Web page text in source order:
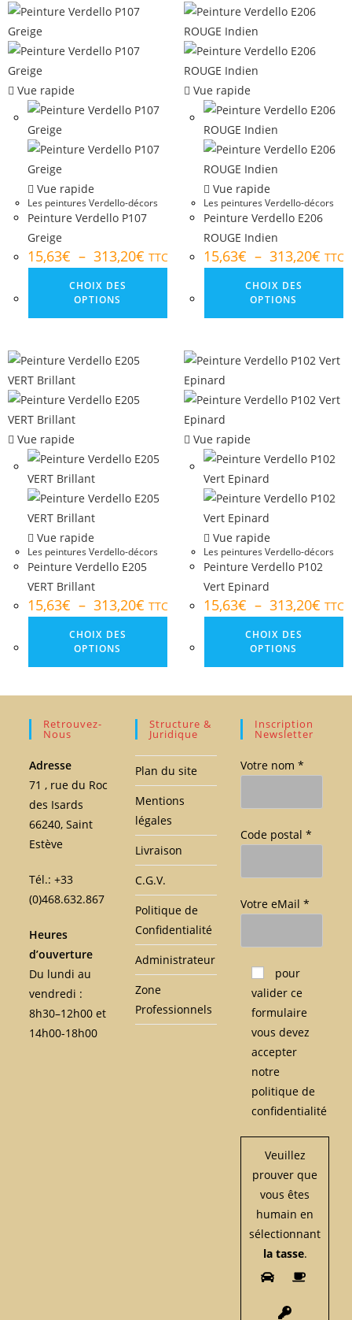
Vue rapide
Vue rapide
Les peintures Verdello-décors
Peinture Verdello P107
Greige
15,63€ – 313,20€ TTC
CHOIX DES
OPTIONS
Vue rapide
Vue rapide
Les peintures Verdello-décors
Peinture Verdello E206
ROUGE Indien
15,63€ – 313,20€ TTC
CHOIX DES
OPTIONS
Vue rapide
Vue rapide
Les peintures Verdello-décors
Peinture Verdello E205
VERT Brillant
15,63€ – 313,20€ TTC
CHOIX DES
OPTIONS
Vue rapide
Vue rapide
Les peintures Verdello-décors
Peinture Verdello P102
Vert Epinard
15,63€ – 313,20€ TTC
CHOIX DES
OPTIONS
Retrouvez-
Nous
Adresse
71 , rue du Roc
des Isards
66240, Saint
Estève
Tél.: +33
(0)468.632.867
Heures
d’ouverture
Du lundi au
vendredi :
8h30–12h00 et
14h00-18h00
Structure &
Juridique
Plan du site
Mentions
légales
Livraison
C.G.V.
Politique de
Confidentialité
Administrateur
Zone
Professionnels
Inscription
Newsletter
Votre nom *
Code postal *
Votre eMail *
Veuillez laisser ce
pour
valider ce
formulaire
vous devez
accepter
notre
politique de
confidentialité
Veuillez
prouver que
vous êtes
humain en
sélectionnant
la tasse.